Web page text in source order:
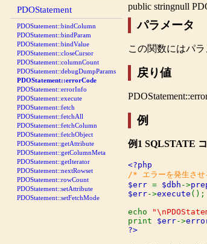
PDOStatement
PDOStatement::bindColumn
PDOStatement::bindParam
PDOStatement::bindValue
PDOStatement::closeCursor
PDOStatement::columnCount
PDOStatement::debugDumpParams
PDOStatement::errorCode
PDOStatement::errorInfo
PDOStatement::execute
PDOStatement::fetch
PDOStatement::fetchAll
PDOStatement::fetchColumn
PDOStatement::fetchObject
PDOStatement::getAttribute
PDOStatement::getColumnMeta
PDOStatement::getIterator
PDOStatement::nextRowset
PDOStatement::rowCount
PDOStatement::setAttribute
PDOStatement::setFetchMode
public stringnull
パラメータ
この関数にはパラ
戻り値
例
例1 SQLSTATE
$err = $dbh ->
$err->execute ();
echo
print $err->
?>